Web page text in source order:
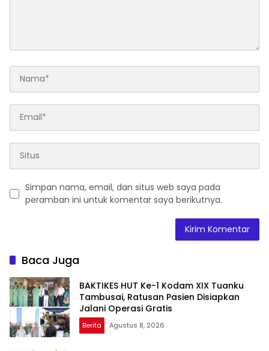
Simpan nama, email, dan situs web saya pada
peramban ini untuk komentar saya berikutnya.
Baca Juga
BAKTIKES HUT Ke-1 Kodam XIX Tuanku
Tambusai, Ratusan Pasien Disiapkan
Jalani Operasi Gratis
Berita Agustus 8, 2026